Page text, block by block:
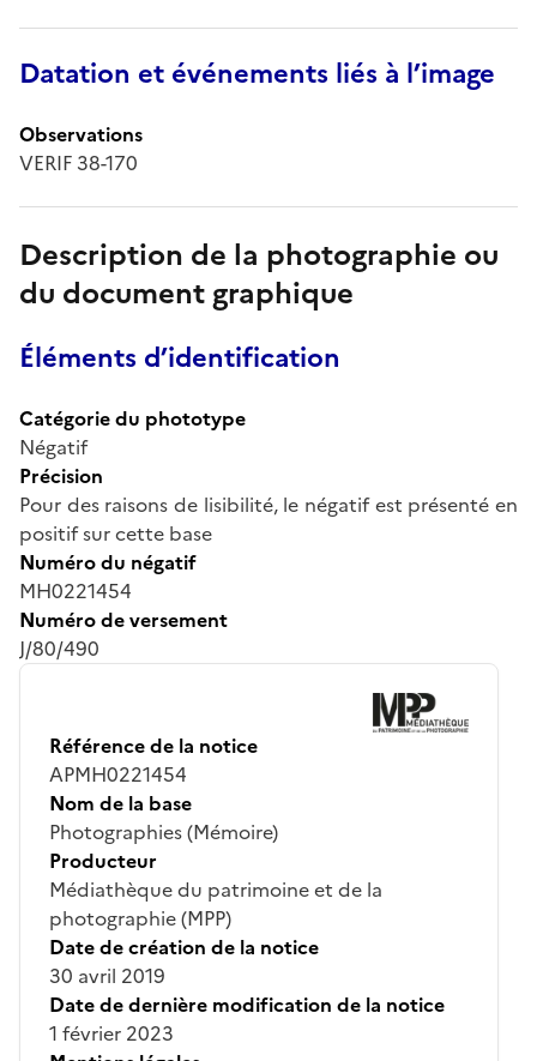
Datation et événements liés à l’image
Observations
VERIF 38-170
Description de la photographie ou
du document graphique
Éléments d’identification
Catégorie du phototype
Négatif
Précision
Pour des raisons de lisibilité, le négatif est présenté en
positif sur cette base
Numéro du négatif
MH0221454
Numéro de versement
J/80/490
Référence de la notice
APMH0221454
Nom de la base
Photographies (Mémoire)
Producteur
Médiathèque du patrimoine et de la
photographie (MPP)
Date de création de la notice
30 avril 2019
Date de dernière modification de la notice
1 février 2023